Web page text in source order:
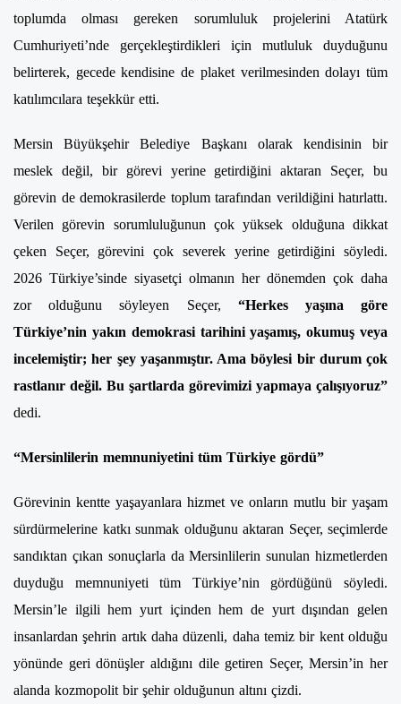
toplumda olması gereken sorumluluk projelerini Atatürk
Cumhuriyeti’nde gerçekleştirdikleri için mutluluk duyduğunu
belirterek, gecede kendisine de plaket verilmesinden dolayı tüm
katılımcılara teşekkür etti.
Mersin Büyükşehir Belediye Başkanı olarak kendisinin bir
meslek değil, bir görevi yerine getirdiğini aktaran Seçer, bu
görevin de demokrasilerde toplum tarafından verildiğini hatırlattı.
Verilen görevin sorumluluğunun çok yüksek olduğuna dikkat
çeken Seçer, görevini çok severek yerine getirdiğini söyledi.
2026 Türkiye’sinde siyasetçi olmanın her dönemden çok daha
zor olduğunu söyleyen Seçer, “Herkes yaşına göre
Türkiye’nin yakın demokrasi tarihini yaşamış, okumuş veya
incelemiştir; her şey yaşanmıştır. Ama böylesi bir durum çok
rastlanır değil. Bu şartlarda görevimizi yapmaya çalışıyoruz”
dedi.
“Mersinlilerin memnuniyetini tüm Türkiye gördü”
Görevinin kentte yaşayanlara hizmet ve onların mutlu bir yaşam
sürdürmelerine katkı sunmak olduğunu aktaran Seçer, seçimlerde
sandıktan çıkan sonuçlarla da Mersinlilerin sunulan hizmetlerden
duyduğu memnuniyeti tüm Türkiye’nin gördüğünü söyledi.
Mersin’le ilgili hem yurt içinden hem de yurt dışından gelen
insanlardan şehrin artık daha düzenli, daha temiz bir kent olduğu
yönünde geri dönüşler aldığını dile getiren Seçer, Mersin’in her
alanda kozmopolit bir şehir olduğunun altını çizdi.